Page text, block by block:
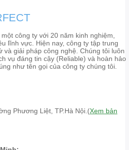
công ty với 20 năm kinh nghiệm,
lĩnh vực. Hiện nay, công ty tập trung
và giải pháp công nghệ. Chúng tôi luôn
vụ đáng tin cậy (Reliable) và hoàn hảo
như tên gọi của công ty chúng tôi.
Phương Liệt, TP.Hà Nội.(Xem bản